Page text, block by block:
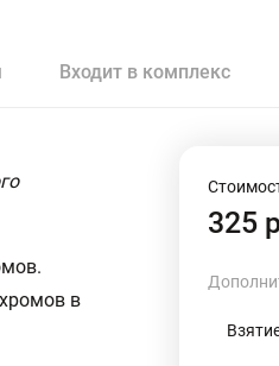
Входит в комплекс
в
325